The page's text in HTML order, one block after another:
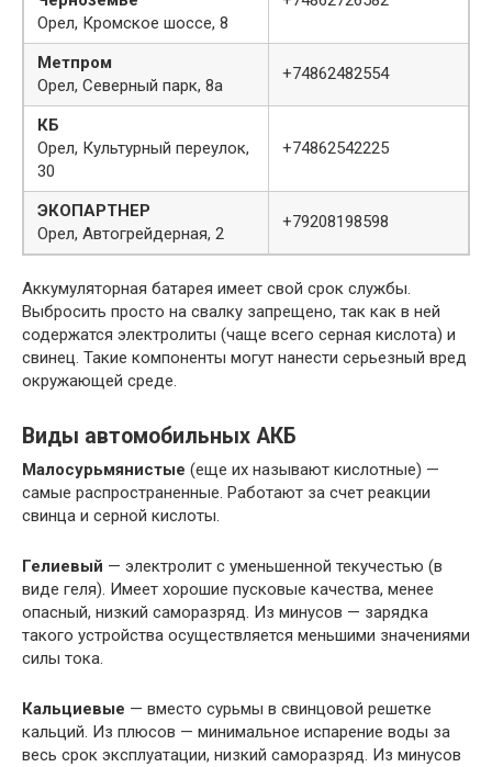
Орел, Кромское шоссе, 8
Метпром
Орел, Северный парк, 8а
+74862482554
КБ
Орел, Культурный переулок,
30
+74862542225
ЭКОПАРТНЕР
Орел, Автогрейдерная, 2
+79208198598
Аккумуляторная батарея имеет свой срок службы.
Выбросить просто на свалку запрещено, так как в ней
содержатся электролиты (чаще всего серная кислота) и
свинец. Такие компоненты могут нанести серьезный вред
окружающей среде.
Виды автомобильных АКБ
Малосурьмянистые (еще их называют кислотные) —
самые распространенные. Работают за счет реакции
свинца и серной кислоты.
Гелиевый — электролит с уменьшенной текучестью (в
виде геля). Имеет хорошие пусковые качества, менее
опасный, низкий саморазряд. Из минусов — зарядка
такого устройства осуществляется меньшими значениями
силы тока.
Кальциевые — вместо сурьмы в свинцовой решетке
кальций. Из плюсов — минимальное испарение воды за
весь срок эксплуатации, низкий саморазряд. Из минусов